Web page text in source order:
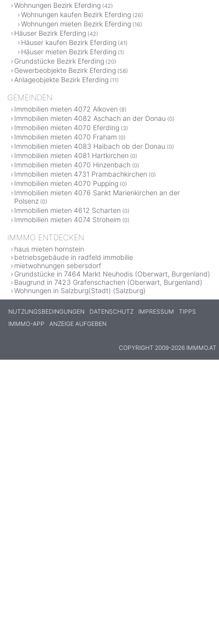
Wohnungen Bezirk Eferding (42)
Wohnungen kaufen Bezirk Eferding (26)
Wohnungen mieten Bezirk Eferding (16)
Häuser Bezirk Eferding (42)
Häuser kaufen Bezirk Eferding (41)
Häuser mieten Bezirk Eferding (1)
Grundstücke Bezirk Eferding (20)
Gewerbeobjekte Bezirk Eferding (58)
Anlageobjekte Bezirk Eferding (11)
GEMEINDEN
Immobilien mieten 4072 Alkoven (8)
Immobilien mieten 4082 Aschach an der Donau (0)
Immobilien mieten 4070 Eferding (3)
Immobilien mieten 4070 Fraham (0)
Immobilien mieten 4083 Haibach ob der Donau (0)
Immobilien mieten 4081 Hartkirchen (0)
Immobilien mieten 4070 Hinzenbach (0)
Immobilien mieten 4731 Prambachkirchen (0)
Immobilien mieten 4070 Pupping (0)
Immobilien mieten 4076 Sankt Marienkirchen an der
Polsenz (0)
Immobilien mieten 4612 Scharten (0)
Immobilien mieten 4074 Stroheim (0)
IMMMO ENTDECKEN
haus mieten hornstein
betriebsgebäude in radfeld immobilie
mietwohnungen sebersdorf
Grundstücke in 7464 Markt Neuhodis (Oberwart, Burgenland)
Baugrund in 7423 Grafenschachen (Oberwart, Burgenland)
Wohnungen in Salzburg(Stadt) (Salzburg)
NUTZUNGSBEDINGUNGEN DATENSCHUTZ IMPRESSUM
TIPPS
IMMMO-APP
ANZEIGE AUFGEBEN
COPYRIGHT 2009-2026 IMMMO.AT